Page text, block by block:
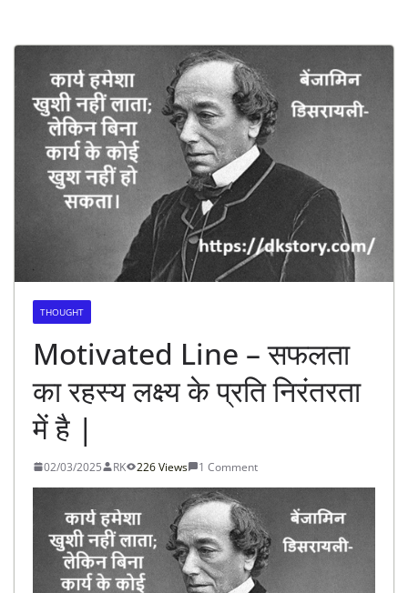
THOUGHT
Motivated Line – सफलता
का रहस्य लक्ष्य के प्रति निरंतरता
में है |
02/03/2025 RK 226 Views 1 Comment